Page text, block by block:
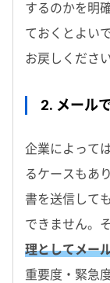
するのかを明
ておくとよい
お戻しくださ
2. メール
企業によって
るケースもあ
書を送信して
できません。
理としてメー
重要度・緊急